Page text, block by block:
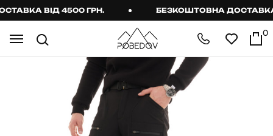
ВІД 4500 ГРН. БЕЗКОШТОВНА ДОСТАВКА
0